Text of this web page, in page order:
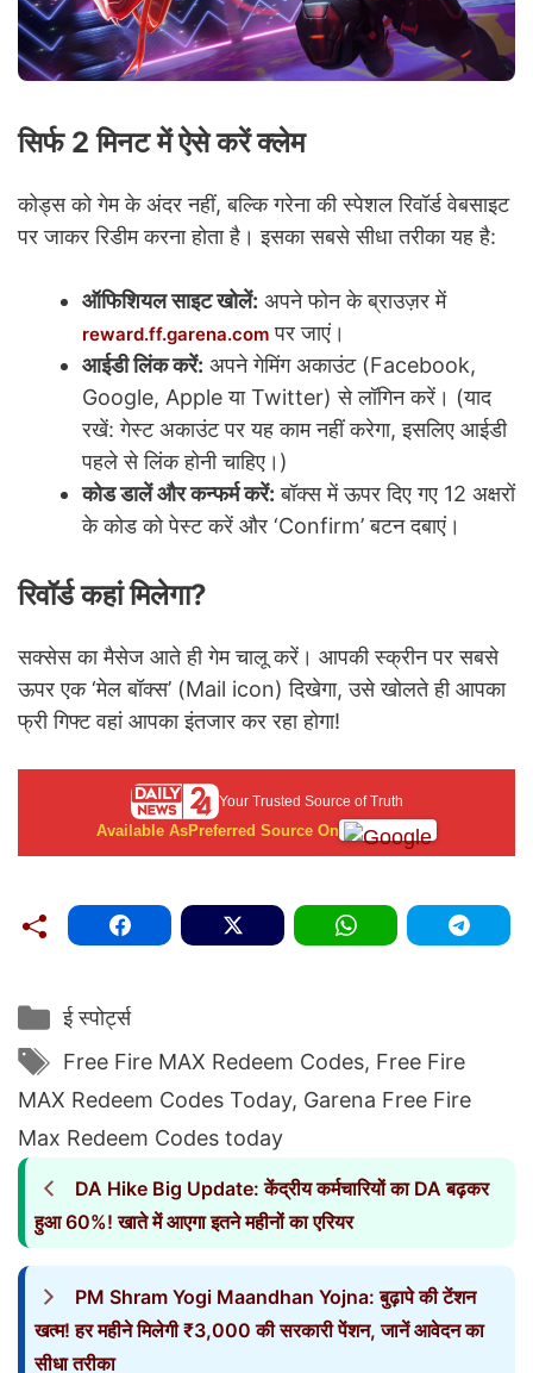
सिर्फ 2 मिनट में ऐसे करें क्लेम
कोड्स को गेम के अंदर नहीं, बल्कि गरेना की स्पेशल रिवॉर्ड वेबसाइट
पर जाकर रिडीम करना होता है। इसका सबसे सीधा तरीका यह है:
ऑफिशियल साइट खोलें: अपने फोन के ब्राउज़र में
reward.ff.garena.com पर जाएं।
आईडी लिंक करें: अपने गेमिंग अकाउंट (Facebook,
Google, Apple या Twitter) से लॉगिन करें। (याद
रखें: गेस्ट अकाउंट पर यह काम नहीं करेगा, इसलिए आईडी
पहले से लिंक होनी चाहिए।)
कोड डालें और कन्फर्म करें: बॉक्स में ऊपर दिए गए 12 अक्षरों
के कोड को पेस्ट करें और ‘Confirm’ बटन दबाएं।
रिवॉर्ड कहां मिलेगा?
सक्सेस का मैसेज आते ही गेम चालू करें। आपकी स्क्रीन पर सबसे
ऊपर एक ‘मेल बॉक्स’ (Mail icon) दिखेगा, उसे खोलते ही आपका
फ्री गिफ्ट वहां आपका इंतजार कर रहा होगा!
Your Trusted Source of Truth
Available AsPreferred Source On
Categories
ई स्पोर्ट्स
Tags
Free Fire MAX Redeem Codes, Free Fire
MAX Redeem Codes Today, Garena Free Fire
Max Redeem Codes today
DA Hike Big Update: केंद्रीय कर्मचारियों का DA बढ़कर
हुआ 60%! खाते में आएगा इतने महीनों का एरियर
PM Shram Yogi Maandhan Yojna: बुढ़ापे की टेंशन
खत्म! हर महीने मिलेगी ₹3,000 की सरकारी पेंशन, जानें आवेदन का
सीधा तरीका